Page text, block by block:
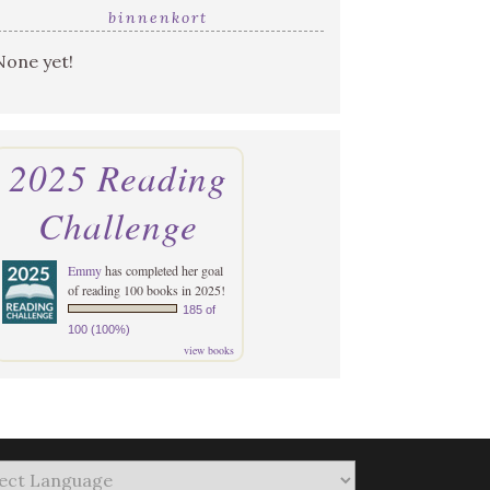
binnenkort
yet!
2025 Reading
Challenge
Emmyhas completed her goal
of reading 100 books in 2025!
185 of
100 (100%)
view books